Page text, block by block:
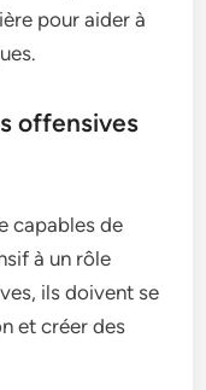
pour aider à
offensives
capables de
à un rôle
ils doivent se
et créer des